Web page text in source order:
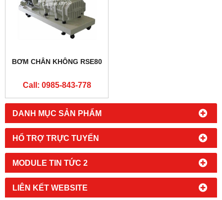
DANH MỤC SẢN PHẨM
HỔ TRỢ TRỰC TUYẾN
MODULE TIN TỨC 2
LIÊN KẾT WEBSITE
BƠM CHÂN KHÔNG RSE80
Call: 0985-843-778